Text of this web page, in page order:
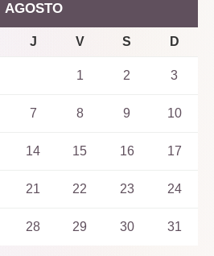
AGOSTO
J V S D
1 2 3
7 8 9 10
14 15 16 17
21 22 23 24
28 29 30 31